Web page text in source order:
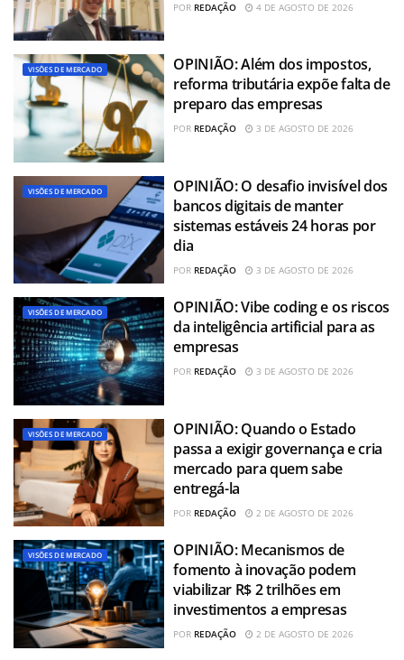
POR REDAÇÃO 4 DE AGOSTO DE 2026
VISÕES DE MERCADO
OPINIÃO: Além dos impostos,
reforma tributária expõe falta de
preparo das empresas
POR REDAÇÃO 3 DE AGOSTO DE 2026
VISÕES DE MERCADO
OPINIÃO: O desafio invisível dos
bancos digitais de manter
sistemas estáveis 24 horas por
dia
POR REDAÇÃO 3 DE AGOSTO DE 2026
VISÕES DE MERCADO
OPINIÃO: Vibe coding e os riscos
da inteligência artificial para as
empresas
POR REDAÇÃO 3 DE AGOSTO DE 2026
VISÕES DE MERCADO
OPINIÃO: Quando o Estado
passa a exigir governança e cria
mercado para quem sabe
entregá-la
POR REDAÇÃO 2 DE AGOSTO DE 2026
VISÕES DE MERCADO
OPINIÃO: Mecanismos de
fomento à inovação podem
viabilizar R$ 2 trilhões em
investimentos a empresas
POR REDAÇÃO 2 DE AGOSTO DE 2026